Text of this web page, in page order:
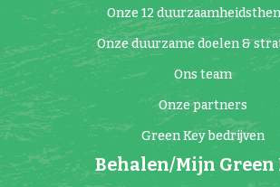
Onze 12
Onze duurzame doelen &
Ons team
Onze partners
Green Key bedrijven
Behalen/Mijn Green